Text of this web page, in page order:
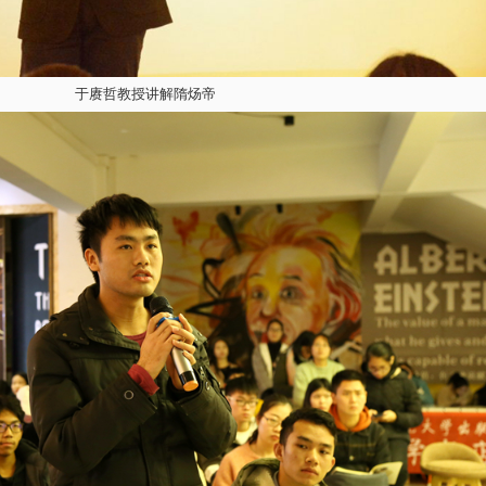
于赓哲教授讲解隋炀帝